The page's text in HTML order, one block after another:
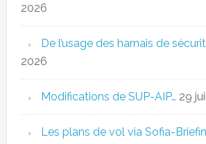
2026
De l’usage des harnais de
2026
Modifications de SUP-AIP… 29
Les plans de vol via Sofia-